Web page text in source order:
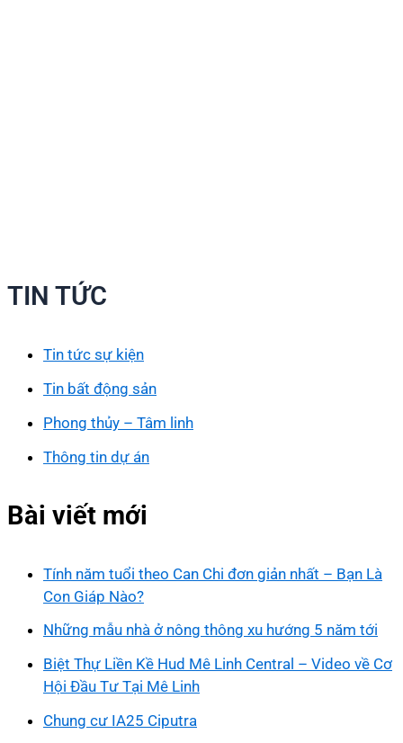
TIN TỨC
Tin tức sự kiện
Tin bất động sản
Phong thủy – Tâm linh
Thông tin dự án
Bài viết mới
Tính năm tuổi theo Can Chi đơn giản nhất – Bạn Là
Con Giáp Nào?
Những mẫu nhà ở nông thông xu hướng 5 năm tới
Biệt Thự Liền Kề Hud Mê Linh Central – Video về Cơ
Hội Đầu Tư Tại Mê Linh
Chung cư IA25 Ciputra